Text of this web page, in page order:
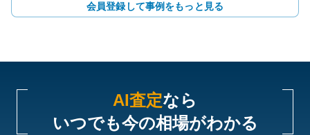
会員登録して事例をもっと見る
AI査定なら
いつでも今の相場がわかる